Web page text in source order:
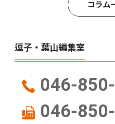
コラム
逗子・葉山編集室
046-
046-